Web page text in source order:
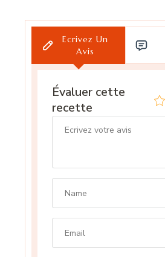
Ecrivez Un
Avis
Évaluer cette
recette